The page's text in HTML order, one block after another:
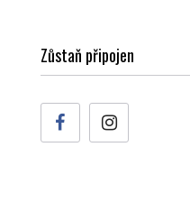
Zůstaň připojen